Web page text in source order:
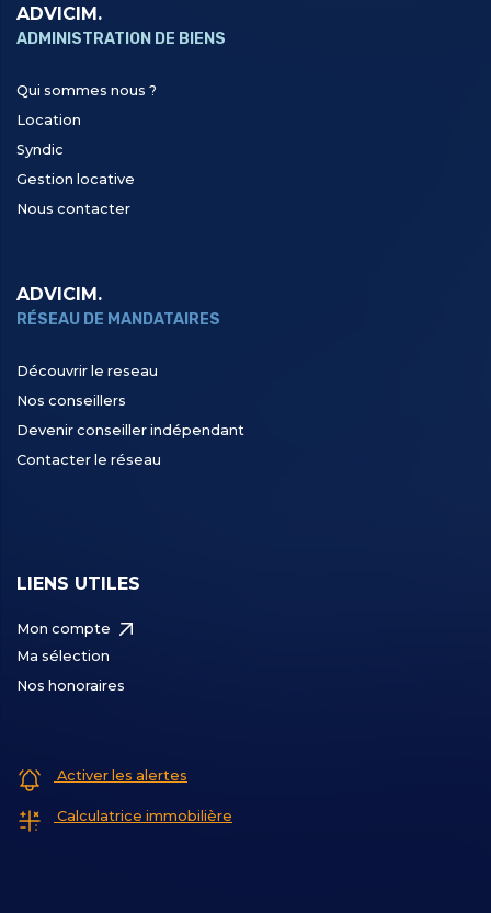
ADVICIM.
ADMINISTRATION DE BIENS
Qui sommes nous ?
Location
Syndic
Gestion locative
Nous contacter
ADVICIM.
RÉSEAU DE MANDATAIRES
Découvrir le reseau
Nos conseillers
Devenir conseiller indépendant
Contacter le réseau
LIENS UTILES
Mon compte
Ma sélection
Nos honoraires
Activer les alertes
Calculatrice immobilière